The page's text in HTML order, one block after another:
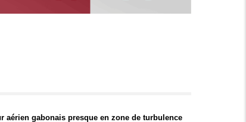
aérien gabonais presque en zone de turbulence